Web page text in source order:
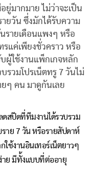
ยู่มากมาย ไม่ว่าจะเป็น
ายวัน ซึ่งมักได้รับความ
รายเดือนแพงๆ หรือ
รแค่เพียงชั่วคราว หรือ
ผู้ใช้งานแพ็กเกจหลัก
บรวมโปรเน็ตทรู 7 วันไม่
ๆ คน มาดูกันเลย
ดสปีดที่ทีมงานได้รวบรวม
าย 7 วัน หรือรายสัปดาห์
ใช้งานอินเทอร์เน็ตยาวๆ
าย มีทั้งแบบที่ต่ออายุ